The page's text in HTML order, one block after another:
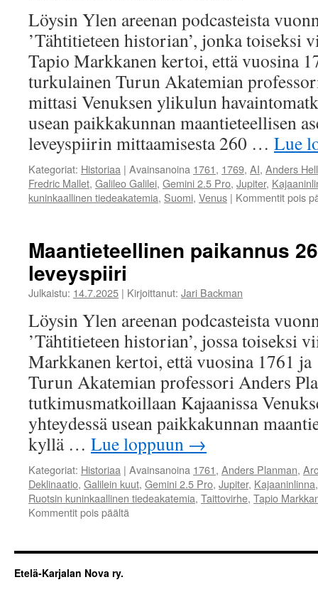
Löysin Ylen areenan podcasteista
’Tähtitieteen historian’, jonka toiseksi
Tapio Markkanen kertoi, että vuosina
turkulainen Turun Akatemian
mittasi Venuksen ylikulun
usean paikkakunnan maantieteellisen
leveyspiirin mittaamisesta 260 … Lue
Kategoriat: Historiaa | Avainsanoina 1761, 1769, AI, Anders
Fredric Mallet, Galileo Galilei, Gemini 2.5 Pro, Jupiter,
kuninkaallinen tiedeakatemia, Suomi, Venus | Kommentit pois
Maantieteellinen paikannus
leveyspiiri
Julkaistu: 14.7.2025 | Kirjoittanut: Jari Backman
Löysin Ylen areenan podcasteista
’Tähtitieteen historian’, jossa toiseksi
Markkanen kertoi, että vuosina 1761
Turun Akatemian professori Anders
tutkimusmatkoillaan Kajaanissa
yhteydessä usean paikkakunnan
kyllä … Lue loppuun →
Kategoriat: Historiaa | Avainsanoina 1761, Anders Planman,
Deklinaatio, Galilein kuut, Gemini 2.5 Pro, Jupiter, Kajaaninlinna
Ruotsin kuninkaallinen tiedeakatemia, Taittovirhe, Tapio
Kommentit pois päältä
260
Etelä-Karjalan Nova ry.